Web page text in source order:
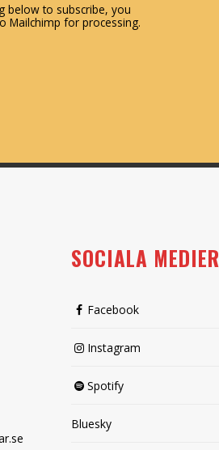
below to subscribe, you
Mailchimp for processing.
SOCIALA MEDIER
Facebook
Instagram
Spotify
Bluesky